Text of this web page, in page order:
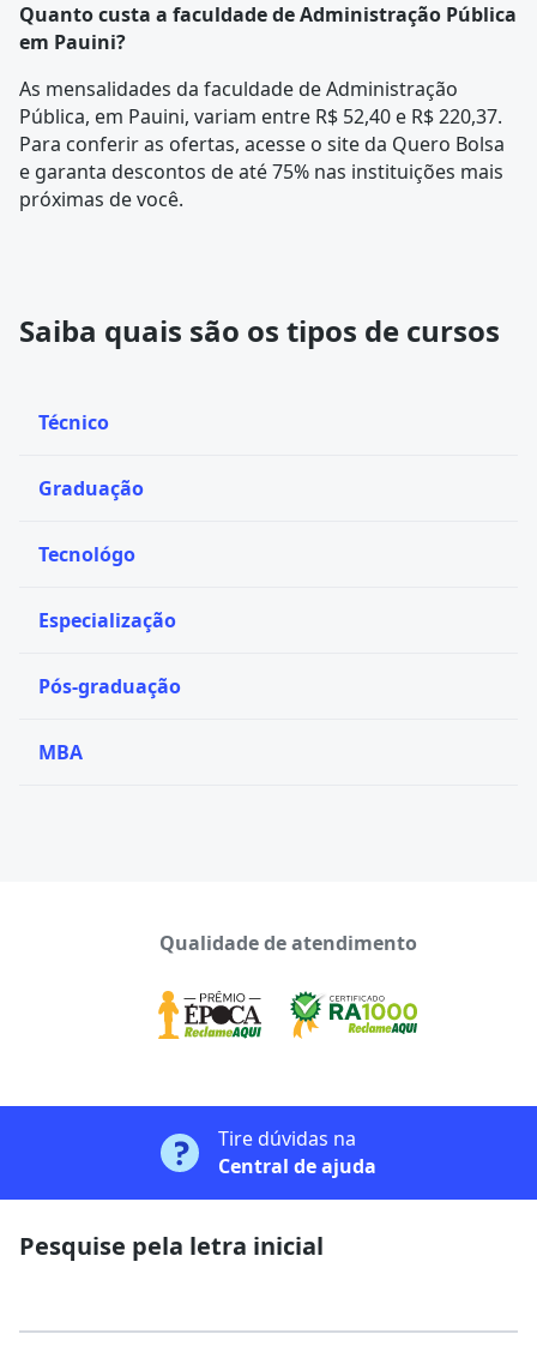
Quanto custa a faculdade de Administração Pública
em Pauini?
As mensalidades da faculdade de Administração
Pública, em Pauini, variam entre R$ 52,40 e R$ 220,37.
Para conferir as ofertas, acesse o site da Quero Bolsa
e garanta descontos de até 75% nas instituições mais
próximas de você.
Saiba quais são os tipos de cursos
Técnico
Graduação
Tecnológo
Especialização
Pós-graduação
MBA
Qualidade de atendimento
Tire dúvidas na
Central de ajuda
Pesquise pela letra inicial